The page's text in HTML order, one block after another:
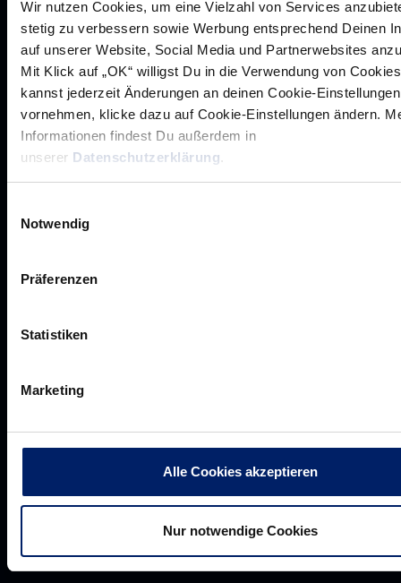
Wir nutzen Cookies, um eine Vielzahl von Services
stetig zu verbessern sowie Werbung entsprechend Deinen
auf unserer Website, Social Media und Partnerwebsites
Mit Klick auf „OK“ willigst Du in die Verwendung von
kannst jederzeit Änderungen an deinen Cookie-Einstellungen
vornehmen, klicke dazu auf Cookie-Einstellungen ändern.
Informationen findest Du außerdem in
unserer Datenschutzerklärung.
Notwendig
Präferenzen
Statistiken
Marketing
Alle Cookies akzeptieren
Nur notwendige Cookies
Rhein-Neckar Löwen GmbH
Werte der Löwen
Jobs
Löwenherz
Unsere Partner
Werbemöglichkeiten
VIP Dauerkarten